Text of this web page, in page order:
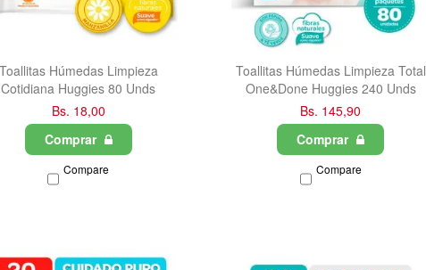
Húmedas Limpieza
Cotidiana Huggies 80 Unds
Bs. 18,00
Comprar
Compare
Toallitas Húmedas Limpieza Total
One&Done Huggies 240 Unds
Bs. 145,90
Comprar
Compare